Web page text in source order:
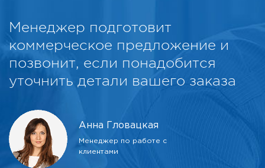
Менеджер подготовит
коммерческое предложение и
позвонит, если понадобится
уточнить детали вашего заказа
Анна Гловацкая
Менеджер по работе с
клиентами